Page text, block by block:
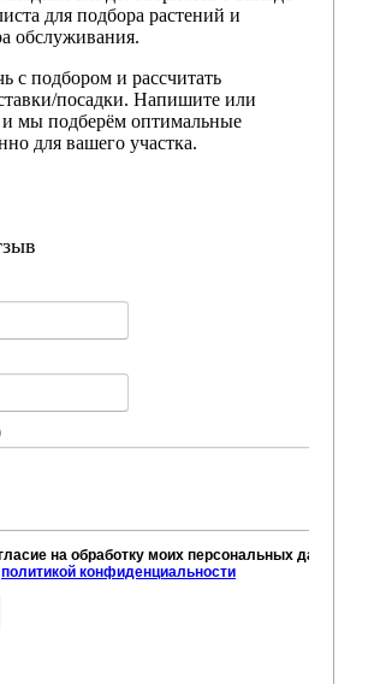
для подбора растений и
обслуживания.
с подбором и рассчитать
посадки. Напишите или
мы подберём оптимальные
для вашего участка.
на обработку моих персональных данных, в
политикой конфиденциальности